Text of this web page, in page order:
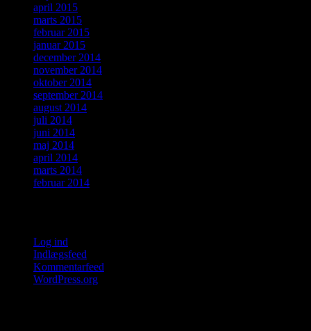
april 2015
marts 2015
februar 2015
januar 2015
december 2014
november 2014
oktober 2014
september 2014
august 2014
juli 2014
juni 2014
maj 2014
april 2014
marts 2014
februar 2014
Log ind
Indlægsfeed
Kommentarfeed
WordPress.org